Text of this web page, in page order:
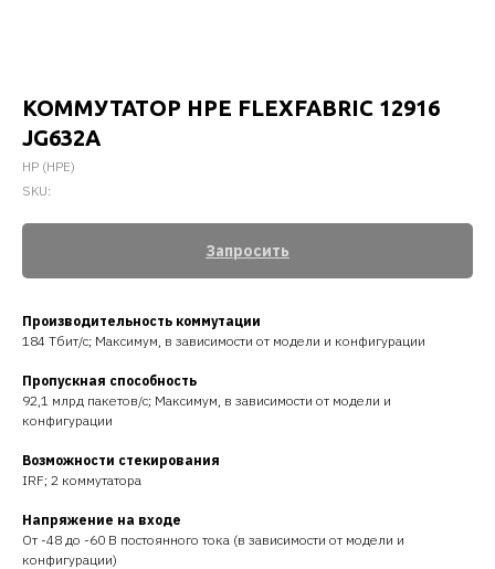
КОММУТАТОР HPE FLEXFABRIC 12916
JG632A
HP (HPE)
SKU:
Запросить
Производительность коммутации
184 Тбит/с; Максимум, в зависимости от модели и конфигурации
Пропускная способность
92,1 млрд пакетов/с; Максимум, в зависимости от модели и
конфигурации
Возможности стекирования
IRF; 2 коммутатора
Напряжение на входе
От -48 до -60 В постоянного тока (в зависимости от модели и
конфигурации)